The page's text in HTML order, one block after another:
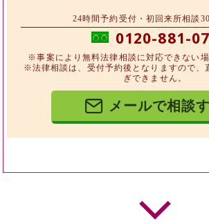
24時間予約受付・初回来所相談
0120-881-
※事案により無料法律相談に対応できない場
※法律相談は、受付予約後となりますので、
ぎできません。
メールで相談